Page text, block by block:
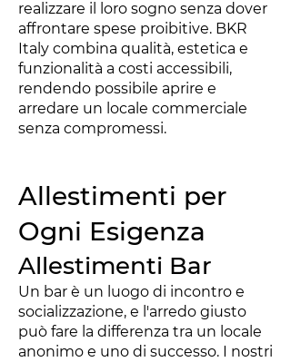
realizzare il loro sogno senza dover
affrontare spese proibitive. BKR
Italy combina qualità, estetica e
funzionalità a costi accessibili,
rendendo possibile aprire e
arredare un locale commerciale
senza compromessi.
Allestimenti per
Ogni Esigenza
Allestimenti Bar
Un bar è un luogo di incontro e
socializzazione, e l'arredo giusto
può fare la differenza tra un locale
anonimo e uno di successo. I nostri